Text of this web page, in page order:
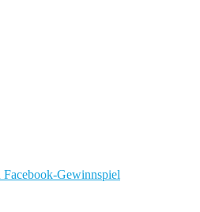
Gewinnspiel